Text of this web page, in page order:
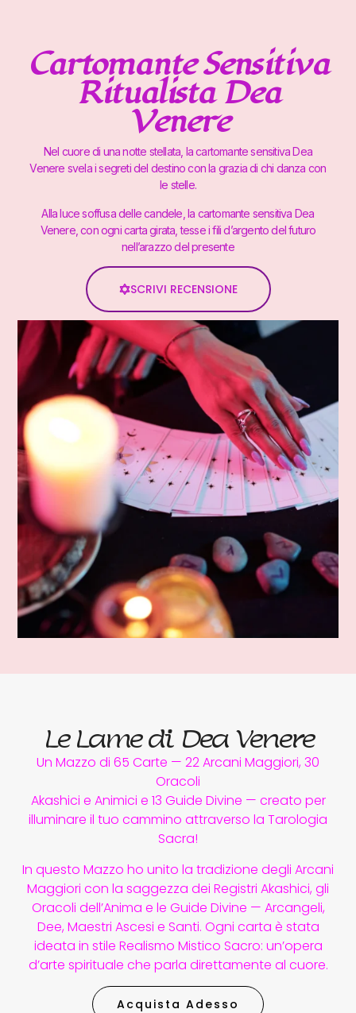
Cartomante Sensitiva
Ritualista Dea
Venere
Nel cuore di una notte stellata, la cartomante sensitiva Dea
Venere svela i segreti del destino con la grazia di chi danza con
le stelle.
Alla luce soffusa delle candele, la cartomante sensitiva Dea
Venere, con ogni carta girata, tesse i fili d’argento del futuro
nell’arazzo del presente
SCRIVI RECENSIONE
Le Lame di Dea Venere
Un Mazzo di 65 Carte — 22 Arcani Maggiori, 30
Oracoli
Akashici e Animici e 13 Guide Divine — creato per
illuminare il tuo cammino attraverso la Tarologia
Sacra!
In questo Mazzo ho unito la tradizione degli Arcani
Maggiori con la saggezza dei Registri Akashici, gli
Oracoli dell’Anima e le Guide Divine — Arcangeli,
Dee, Maestri Ascesi e Santi. Ogni carta è stata
ideata in stile Realismo Mistico Sacro: un’opera
d’arte spirituale che parla direttamente al cuore.
Acquista Adesso